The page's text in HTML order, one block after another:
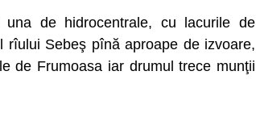
de hidrocentrale, cu lacurile de
rîului Sebeş pînă aproape de izvoare,
de Frumoasa iar drumul trece munţii